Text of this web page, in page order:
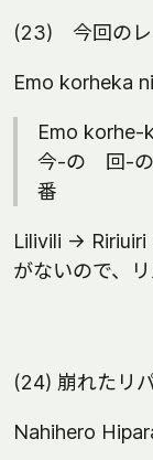
(23) 今回のレ
Emo korheka
Emo korhe-
今-の 回-
番
Lilivili ->
がないので、
(24) 崩れたリ
Nahihero